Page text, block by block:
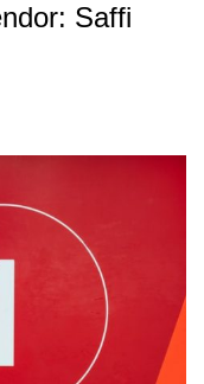
Saffi